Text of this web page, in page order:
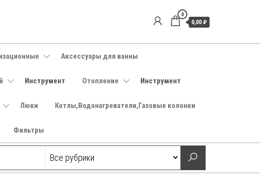
0
0,00 ₽
Аксессуары для ванны
Инструмент Отопление Инструмент
Люки Котлы,Водонагреватели,Газовые колонки
Фильтры